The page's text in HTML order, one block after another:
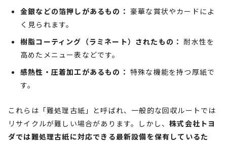
金銀などの箔押しがあるもの： 豪華な賞状やカードによ
く見られます。
樹脂コーティング（ラミネート）されたもの： 耐水性を
高めたメニュー表などです。
感熱性・圧着加工があるもの： 特殊な機能を持つ厚紙で
す。
これらは「難処理古紙」と呼ばれ、一般的な回収ルートでは
リサイクルが難しい場合があります。しかし、株式会社トヨ
ダでは難処理古紙に対応できる最新設備を保有しているた